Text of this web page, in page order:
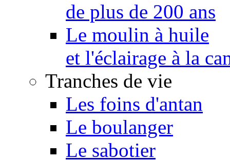
de plus de 200 ans
Le moulin à huile
et l'éclairage à la
Tranches de vie
Les foins d'antan
Le boulanger
Le sabotier